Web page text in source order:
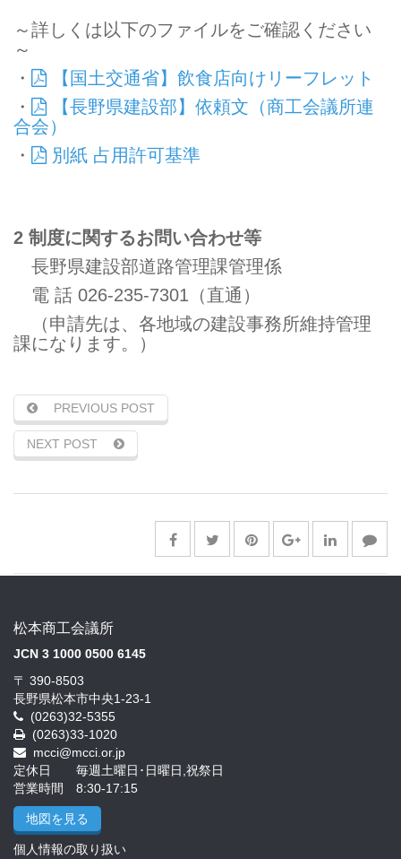
～詳しくは以下のファイルをご確認ください
～
・
【国土交通省】飲食店向けリーフレット
・
【長野県建設部】依頼文（商工会議所連
合会）
・
別紙 占用許可基準
2 制度に関するお問い合わせ等
長野県建設部道路管理課管理係
電 話 026-235-7301（直通）
（申請先は、各地域の建設事務所維持管理
課になります。）
PREVIOUS POST
NEXT POST
松本商工会議所
JCN 3 1000 0500 6145
〒 390-8503
長野県松本市中央1-23-1
(0263)32-5355
(0263)33-1020
mcci@mcci.or.jp
定休日 毎週土曜日･日曜日,祝祭日
営業時間 8:30-17:15
地図を見る
個人情報の取り扱い